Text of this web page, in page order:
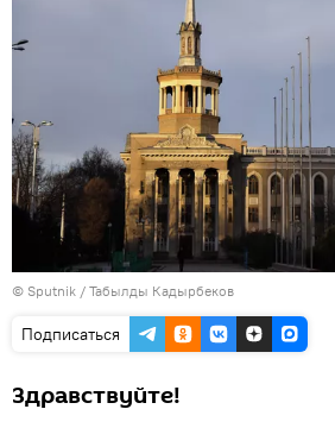
© Sputnik / Табылды Кадырбеков
Подписаться
Здравствуйте!